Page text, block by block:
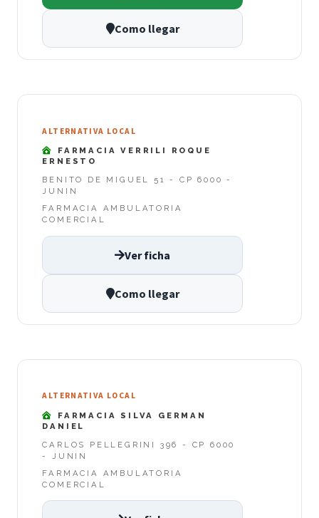
Como llegar
ALTERNATIVA LOCAL
FARMACIA VERRILI ROQUE
ERNESTO
BENITO DE MIGUEL 51 - CP 6000 -
JUNIN
FARMACIA AMBULATORIA
COMERCIAL
Ver ficha
Como llegar
ALTERNATIVA LOCAL
FARMACIA SILVA GERMAN
DANIEL
CARLOS PELLEGRINI 396 - CP 6000
- JUNIN
FARMACIA AMBULATORIA
COMERCIAL